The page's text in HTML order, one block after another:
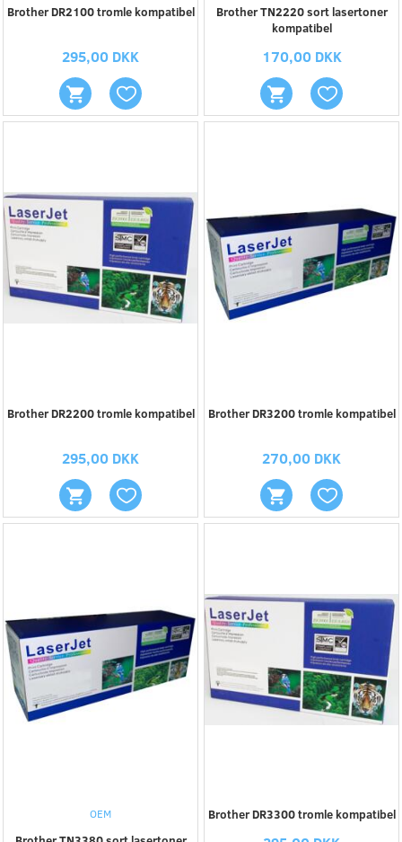
Brother DR2100 tromle kompatibel
295,00 DKK
Brother TN2220 sort lasertoner
kompatibel
170,00 DKK
Brother DR2200 tromle kompatibel
295,00 DKK
Brother DR3200 tromle kompatibel
270,00 DKK
OEM Brother DR3300 tromle kompatibel